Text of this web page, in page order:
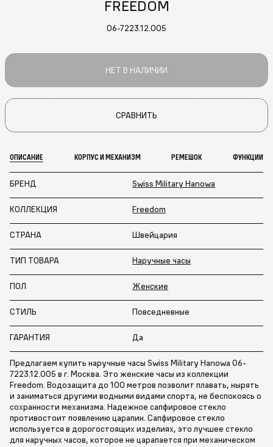
FREEDOM
06-7223.12.005
НЕТ В НАЛИЧИИ
СРАВНИТЬ
ОПИСАНИЕ КОРПУС И МЕХАНИЗМ РЕМЕШОК ФУНКЦИИ
БРЕНД Swiss Military Hanowa
КОЛЛЕКЦИЯ Freedom
СТРАНА Швейцария
ТИП ТОВАРА Наручные часы
ПОЛ Женские
СТИЛЬ Повседневные
ГАРАНТИЯ Да
Предлагаем купить наручные часы Swiss Military Hanowa 06-
7223.12.005 в г. Москва. Это женские часы из коллекции
Freedom. Водозащита до 100 метров позволит плавать, нырять
и заниматься другими водными видами спорта, не беспокоясь о
сохранности механизма. Надежное сапфировое стекло
противостоит появлению царапин. Сапфировое стекло
используется в дорогостоящих изделиях, это лучшее стекло
для наручных часов, которое не царапается при механическом